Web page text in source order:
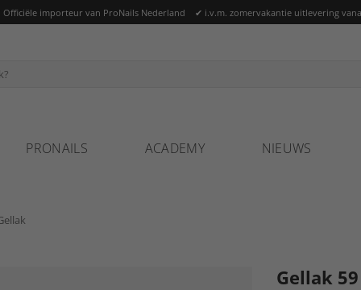
importeur van ProNails Nederland ✔ i.v.m. zomervakantie uitlevering
PRONAILS ACADEMY NIEUWS
Gellak